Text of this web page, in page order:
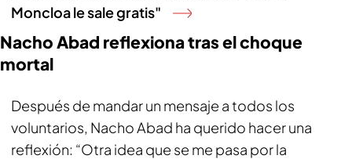
Moncloa le sale gratis"
Nacho Abad reflexiona tras el choque
mortal
Después de mandar un mensaje a todos los
voluntarios, Nacho Abad ha querido hacer una
reflexión: “Otra idea que se me pasa por la